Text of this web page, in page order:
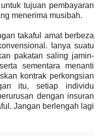
tujuan pembayaran
menerima musibah.
takaful amat berbeza
Ianya suatu
pakatan saling jamin-
sementara menanti
kontrak perkongsian
itu, setiap individu
dengan insuran
Jangan berlengah lagi